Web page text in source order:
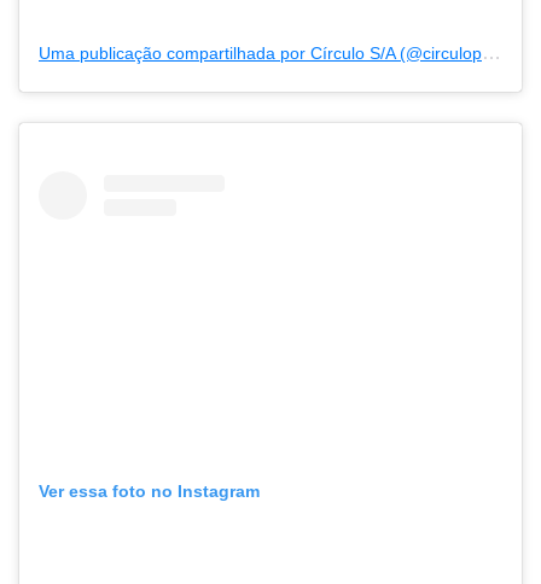
Uma publicação compartilhada por Círculo S/A (@circuloprodutos)
Ver essa foto no Instagram